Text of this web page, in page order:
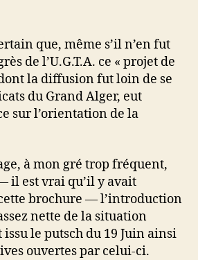
que, même s’il n’en fut
de l’U.G.T.A. ce « projet de
la diffusion fut loin de se
du Grand Alger, eut
sur l’orientation de la
à mon gré trop fréquent,
il est vrai qu’il y avait
brochure — l’introduction
nette de la situation
issu le putsch du 19 Juin ainsi
ouvertes par celui-ci.